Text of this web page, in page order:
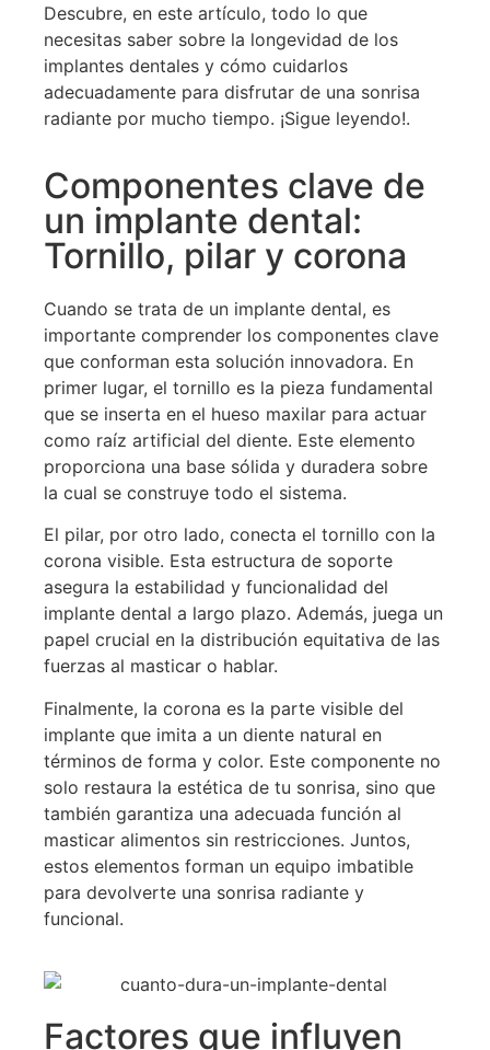
Descubre, en este artículo, todo lo que
necesitas saber sobre la longevidad de los
implantes dentales y cómo cuidarlos
adecuadamente para disfrutar de una sonrisa
radiante por mucho tiempo. ¡Sigue leyendo!.
Componentes clave de
un implante dental:
Tornillo, pilar y corona
Cuando se trata de un implante dental, es
importante comprender los componentes clave
que conforman esta solución innovadora. En
primer lugar, el tornillo es la pieza fundamental
que se inserta en el hueso maxilar para actuar
como raíz artificial del diente. Este elemento
proporciona una base sólida y duradera sobre
la cual se construye todo el sistema.
El pilar, por otro lado, conecta el tornillo con la
corona visible. Esta estructura de soporte
asegura la estabilidad y funcionalidad del
implante dental a largo plazo. Además, juega un
papel crucial en la distribución equitativa de las
fuerzas al masticar o hablar.
Finalmente, la corona es la parte visible del
implante que imita a un diente natural en
términos de forma y color. Este componente no
solo restaura la estética de tu sonrisa, sino que
también garantiza una adecuada función al
masticar alimentos sin restricciones. Juntos,
estos elementos forman un equipo imbatible
para devolverte una sonrisa radiante y
funcional.
Factores que influyen